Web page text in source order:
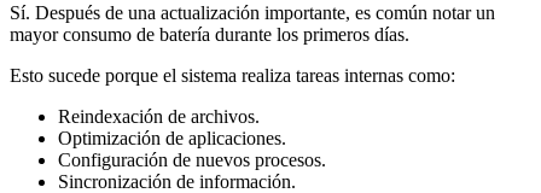
Sí. Después de una actualización importante, es común notar un
mayor consumo de batería durante los primeros días.
Esto sucede porque el sistema realiza tareas internas como:
Reindexación de archivos.
Optimización de aplicaciones.
Configuración de nuevos procesos.
Sincronización de información.